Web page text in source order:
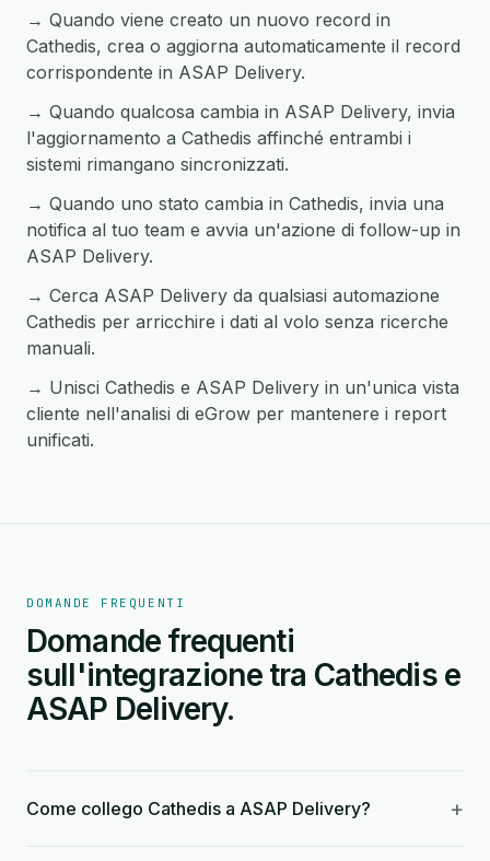
→ Quando viene creato un nuovo record in
Cathedis, crea o aggiorna automaticamente il record
corrispondente in ASAP Delivery.
→ Quando qualcosa cambia in ASAP Delivery, invia
l'aggiornamento a Cathedis affinché entrambi i
sistemi rimangano sincronizzati.
→ Quando uno stato cambia in Cathedis, invia una
notifica al tuo team e avvia un'azione di follow-up in
ASAP Delivery.
→ Cerca ASAP Delivery da qualsiasi automazione
Cathedis per arricchire i dati al volo senza ricerche
manuali.
→ Unisci Cathedis e ASAP Delivery in un'unica vista
cliente nell'analisi di eGrow per mantenere i report
unificati.
DOMANDE FREQUENTI
Domande frequenti
sull'integrazione tra Cathedis e
ASAP Delivery.
Come collego Cathedis a ASAP Delivery? +